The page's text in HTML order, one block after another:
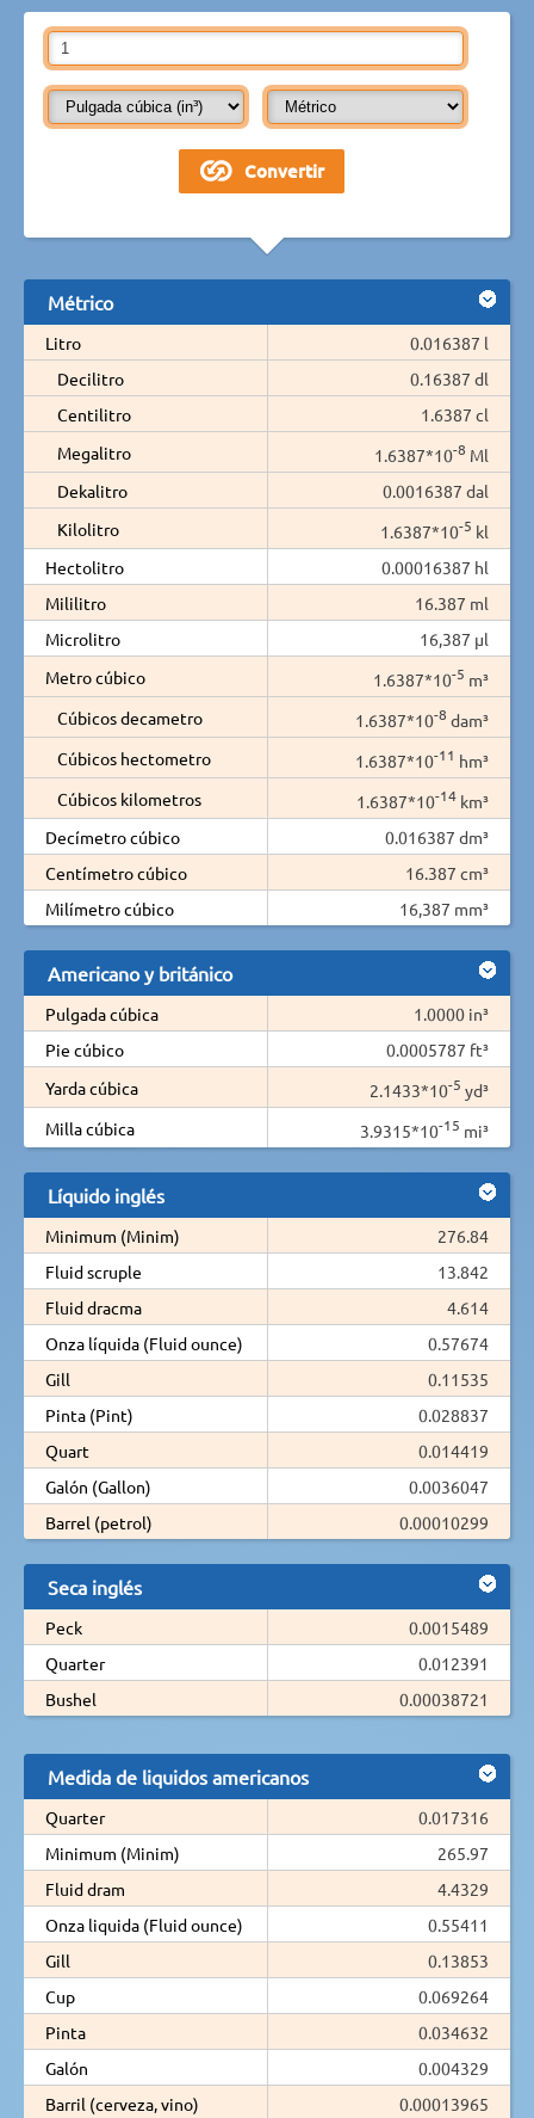
Métrico
Litro
0.016387 l
Decilitro
0.16387 dl
Centilitro
1.6387 cl
Megalitro
1.6387*10-8 Ml
Dekalitro
0.0016387 dal
Kilolitro
1.6387*10-5 kl
Hectolitro
0.00016387 hl
Mililitro
16.387 ml
Microlitro
16,387 µl
Metro cúbico
1.6387*10-5 m³
Cúbicos decametro
1.6387*10-8 dam³
Cúbicos hectometro
1.6387*10-11 hm³
Cúbicos kilometros
1.6387*10-14 km³
Decímetro cúbico
0.016387 dm³
Centímetro cúbico
16.387 cm³
Milímetro cúbico
16,387 mm³
Americano y británico
Pulgada cúbica
1.0000 in³
Pie cúbico
0.0005787 ft³
Yarda cúbica
2.1433*10-5 yd³
Milla cúbica
3.9315*10-15 mi³
Líquido inglés
Minimum (Minim)
276.84
Fluid scruple
13.842
Fluid dracma
4.614
Onza líquida (Fluid ounce)
0.57674
Gill
0.11535
Pinta (Pint)
0.028837
Quart
0.014419
Galón (Gallon)
0.0036047
Barrel (petrol)
0.00010299
Seca inglés
Peck
0.0015489
Quarter
0.012391
Bushel
0.00038721
Medida de liquidos americanos
Quarter
0.017316
Minimum (Minim)
265.97
Fluid dram
4.4329
Onza liquida (Fluid ounce)
0.55411
Gill
0.13853
Cup
0.069264
Pinta
0.034632
Galón
0.004329
Barril (cerveza, vino)
0.00013965